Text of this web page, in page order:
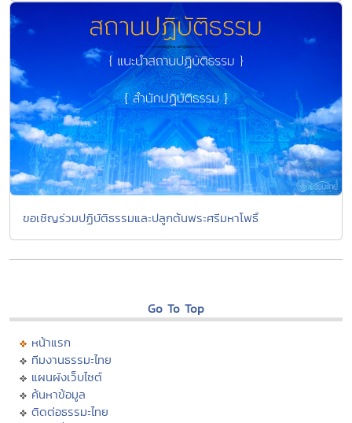
ขอเชิญร่วมปฏิบัติธรรมและปลูกต้นพระศรีมหาโพธิ์
Go To Top
หน้าแรก
ทีมงานธรรมะไทย
แผนผังเว็บไซต์
ค้นหาข้อมูล
ติดต่อธรรมะไทย